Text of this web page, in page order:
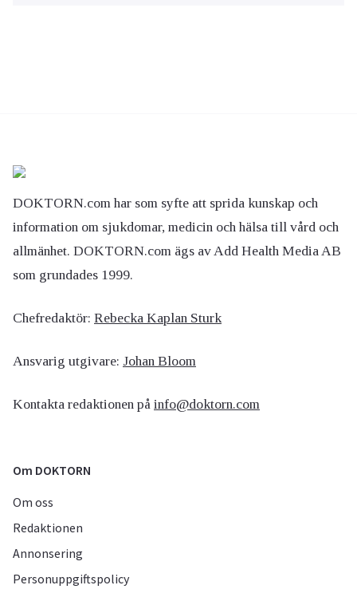
DOKTORN.com har som syfte att sprida kunskap och
information om sjukdomar, medicin och hälsa till vård och
allmänhet. DOKTORN.com ägs av Add Health Media AB
som grundades 1999.
Chefredaktör: Rebecka Kaplan Sturk
Ansvarig utgivare: Johan Bloom
Kontakta redaktionen på info@doktorn.com
Om DOKTORN
Om oss
Redaktionen
Annonsering
Personuppgiftspolicy